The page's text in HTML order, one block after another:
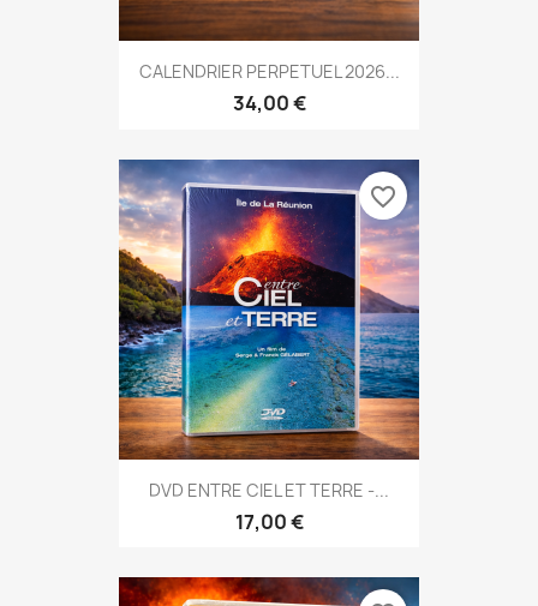
CALENDRIER PERPETUEL 2026...
34,00 €
DVD ENTRE CIEL ET TERRE -...
17,00 €
favorite_border